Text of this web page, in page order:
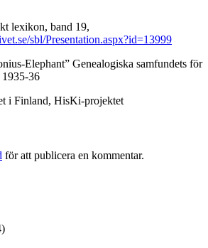
lexikon, band 19,
sbl/Presentation.aspx?id=13999
Elephant” Genealogiska samfundets för
36
i Finland, HisKi-projektet
för att publicera en kommentar.